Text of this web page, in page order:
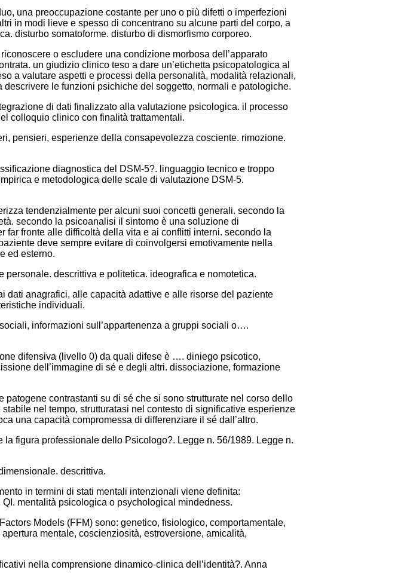
una preoccupazione costante per uno o più difetti o imperfezioni
in modi lieve e spesso di concentrano su alcune parti del corpo, a
disturbo somatoforme. disturbo di dismorfismo corporeo.
o escludere una condizione morbosa dell’apparato
un giudizio clinico teso a dare un’etichetta psicopatologica al
a valutare aspetti e processi della personalità, modalità relazionali,
le funzioni psichiche del soggetto, normali e patologiche.
di dati finalizzato alla valutazione psicologica. il processo
colloquio clinico con finalità trattamentali.
pensieri, esperienze della consapevolezza cosciente. rimozione.
diagnostica del DSM-5?. linguaggio tecnico e troppo
e metodologica delle scale di valutazione DSM-5.
tendenzialmente per alcuni suoi concetti generali. secondo la
secondo la psicoanalisi il sintomo è una soluzione di
far fronte alle difficoltà della vita e ai conflitti interni. secondo la
deve sempre evitare di coinvolgersi emotivamente nella
ed esterno.
descrittiva e politetica. ideografica e nomotetica.
anagrafici, alle capacità adattive e alle risorse del paziente
individuali.
informazioni sull’appartenenza a gruppi sociali o….
difensiva (livello 0) da quali difese è …. diniego psicotico,
dell’immagine di sé e degli altri. dissociazione, formazione
contrastanti su di sé che si sono strutturate nel corso dello
nel tempo, strutturatasi nel contesto di significative esperienze
una capacità compromessa di differenziare il sé dall’altro.
figura professionale dello Psicologo?. Legge n. 56/1989. Legge n.
descrittiva.
in termini di stati mentali intenzionali viene definita:
mentalità psicologica o psychological mindedness.
Models (FFM) sono: genetico, fisiologico, comportamentale,
mentale, coscienziosità, estroversione, amicalità,
nella comprensione dinamico-clinica dell’identità?. Anna